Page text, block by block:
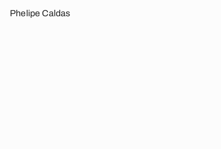
Phelipe Caldas